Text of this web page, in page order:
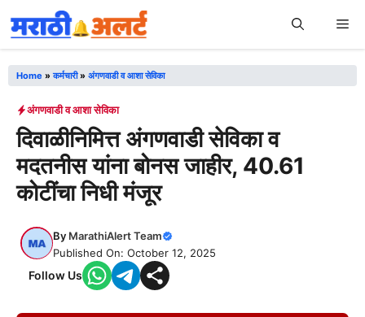
to
content
Home »कर्मचारी» अंगणवाडी व आशा सेविका
अंगणवाडी व आशा सेविका
दिवाळीनिमित्त अंगणवाडी सेविका व
मदतनीस यांना बोनस जाहीर, 40.61
कोटींचा निधी मंजूर
By MarathiAlert Team
Published On: October 12, 2025
Follow Us